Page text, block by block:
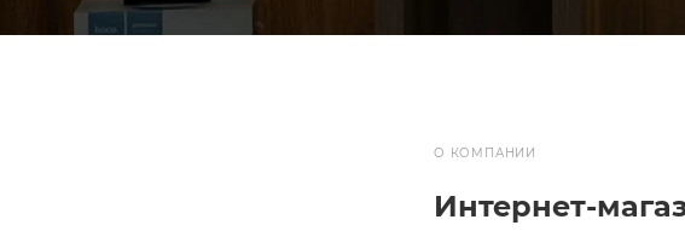
О КОМПАНИИ
Интернет-